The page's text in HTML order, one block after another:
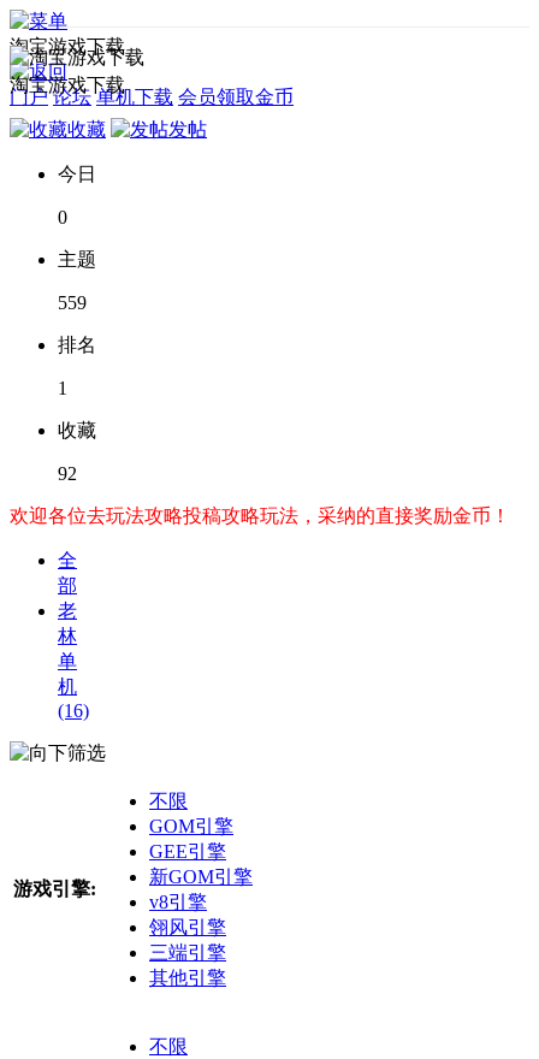
淘宝游戏下载
门户 论坛 单机下载 会员领取金币
淘宝游戏下载
收藏 发帖
今日
0
主题
559
排名
1
收藏
92
欢迎各位去玩法攻略投稿攻略玩法，采纳的直接奖励金币！
全
部
老
林
单
机
(16)
筛选
游戏引擎:
不限
GOM引擎
GEE引擎
新GOM引擎
v8引擎
翎风引擎
三端引擎
其他引擎
不限